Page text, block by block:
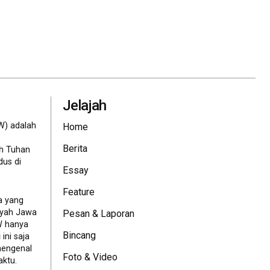
adalah
Tuhan
di
yang
Jawa
hanya
ini saja
Jelajah
Home
Berita
Essay
Feature
Pesan & Laporan
Bincang
Foto & Video